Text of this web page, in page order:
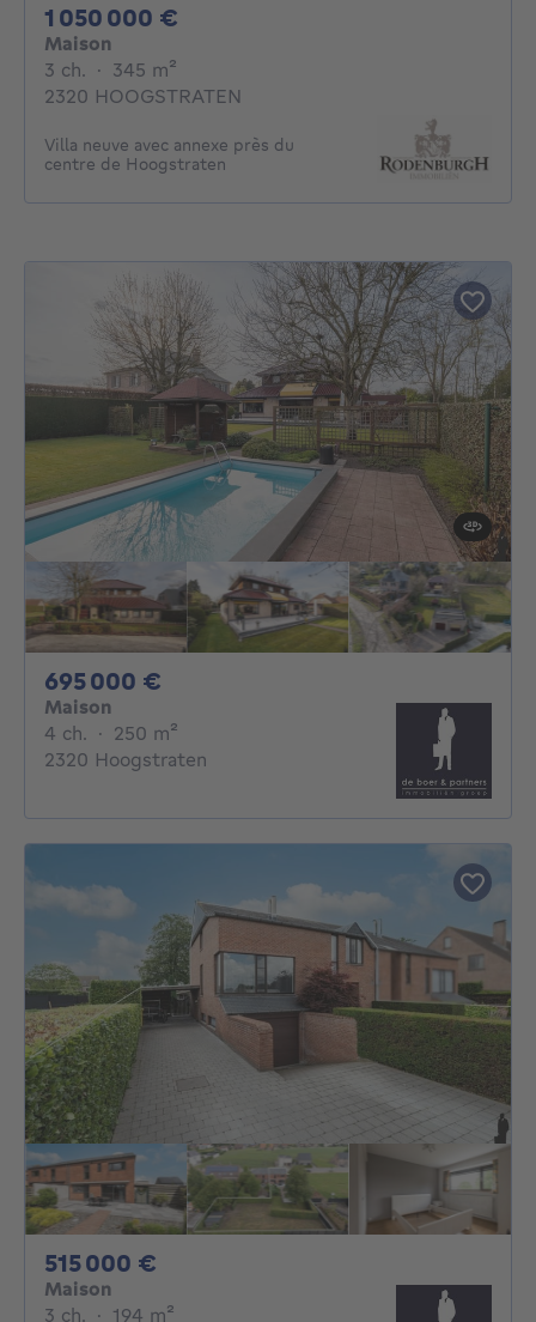
1 050 000 €
Maison
3 ch. 3 chambres
· 345 m²
2320 HOOGSTRATEN
Villa neuve avec annexe près du
centre de Hoogstraten
695 000 €
Maison
4 ch. 4 chambres
· 250 m²
2320 Hoogstraten
515 000 €
Maison
3 ch. 3 chambres
· 194 m²